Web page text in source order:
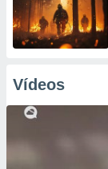
Vídeos